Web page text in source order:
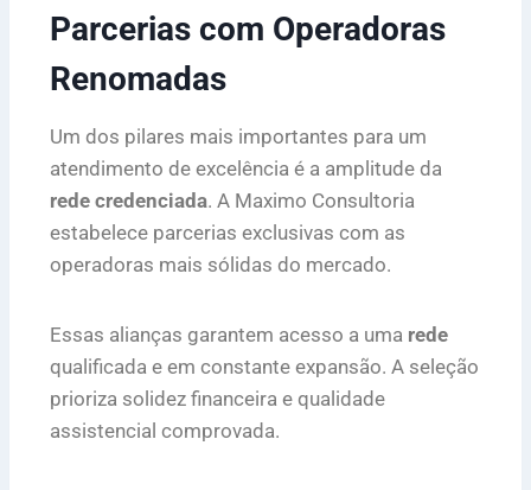
Parcerias com Operadoras
Renomadas
Um dos pilares mais importantes para um
atendimento de excelência é a amplitude da
rede credenciada. A Maximo Consultoria
estabelece parcerias exclusivas com as
operadoras mais sólidas do mercado.
Essas alianças garantem acesso a uma rede
qualificada e em constante expansão. A seleção
prioriza solidez financeira e qualidade
assistencial comprovada.